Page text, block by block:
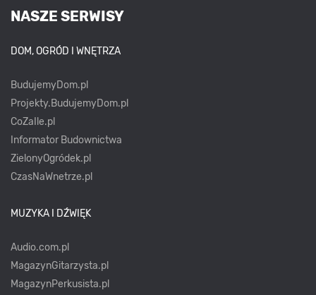
NASZE SERWISY
DOM, OGRÓD I WNĘTRZA
BudujemyDom.pl
Projekty.BudujemyDom.pl
CoZaIle.pl
Informator Budownictwa
ZielonyOgródek.pl
CzasNaWnetrze.pl
MUZYKA I DŹWIĘK
Audio.com.pl
MagazynGitarzysta.pl
MagazynPerkusista.pl